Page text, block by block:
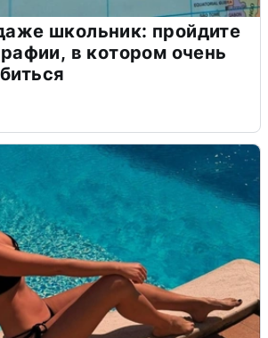
школьник: пройдите
в котором очень